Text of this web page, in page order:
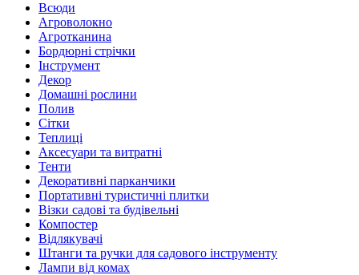
Всюди
Агроволокно
Агротканина
Бордюрні стрічки
Інструмент
Декор
Домашні рослини
Полив
Сітки
Теплиці
Аксесуари та витратні
Тенти
Декоративні парканчики
Портативні туристичні плитки
Візки садові та будівельні
Компостер
Відлякувачі
Штанги та ручки для садового інструменту
Лампи від комах